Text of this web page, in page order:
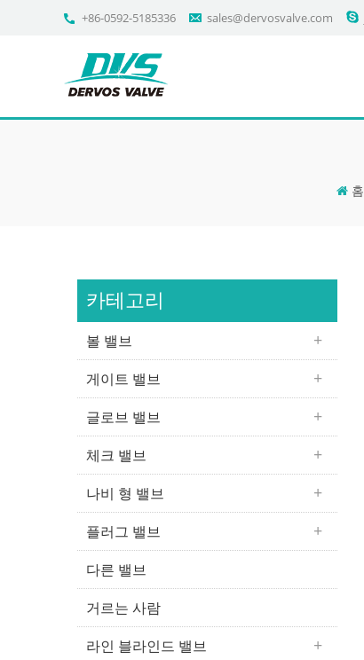
+86-0592-5185336 sales@dervosvalve.com
홈
카테고리
볼 밸브
게이트 밸브
글로브 밸브
체크 밸브
나비 형 밸브
플러그 밸브
다른 밸브
거르는 사람
라인 블라인드 밸브